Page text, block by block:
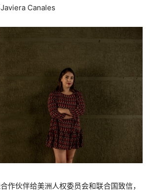
Canales
作伙伴给美洲人权委员会和联合国致信，